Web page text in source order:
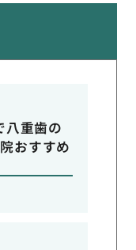
八重歯の
おすすめ